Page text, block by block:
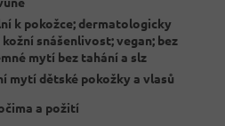
k pokožce; dermatologicky
snášenlivost; vegan; bez
mytí bez tahání a slz
mytí dětské pokožky a vlasů
a požití